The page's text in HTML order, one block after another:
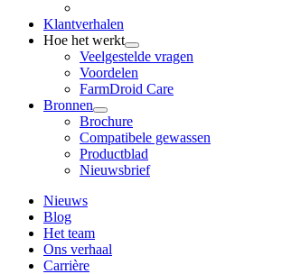
Klantverhalen
Hoe het werkt
Veelgestelde vragen
Voordelen
FarmDroid Care
Bronnen
Brochure
Compatibele gewassen
Productblad
Nieuwsbrief
Nieuws
Blog
Het team
Ons verhaal
Carrière